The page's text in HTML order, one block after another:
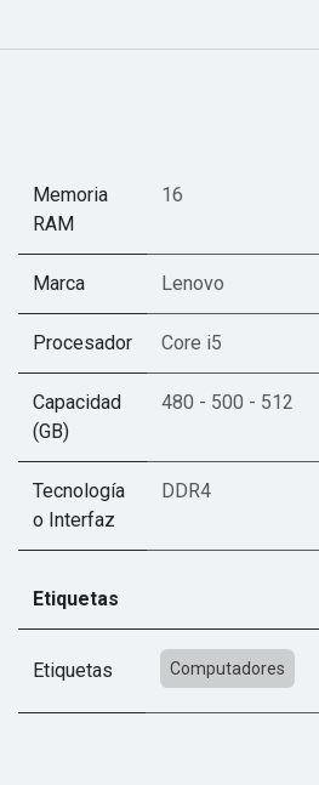
Memoria
RAM
16
Marca Lenovo
Procesador Core i5
Capacidad
(GB)
480 - 500 - 512
Tecnología
o Interfaz
DDR4
Etiquetas
Etiquetas Computadores